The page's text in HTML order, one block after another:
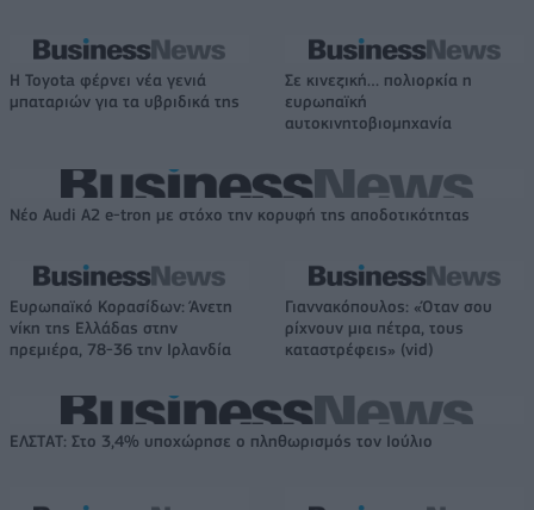
Η Toyota φέρνει νέα γενιά
μπαταριών για τα υβριδικά της
Σε κινεζική… πολιορκία η
ευρωπαϊκή
αυτοκινητοβιομηχανία
Νέο Audi A2 e-tron με στόχο την κορυφή της αποδοτικότητας
Ευρωπαϊκό Κορασίδων: Άνετη
νίκη της Ελλάδας στην
πρεμιέρα, 78-36 την Ιρλανδία
Γιαννακόπουλος: «Όταν σου
ρίχνουν μια πέτρα, τους
καταστρέφεις» (vid)
ΕΛΣΤΑΤ: Στο 3,4% υποχώρησε ο πληθωρισμός τον Ιούλιο